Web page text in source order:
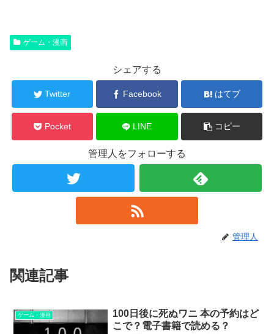
ゲーム・漫画
シェアする
Twitter Facebook はてブ
Pocket LINE コピー
管理人をフォローする
管理人
関連記事
ゲーム・漫画
100日後に死ぬワニ 本の予約はど
こで？電子書籍で読める？